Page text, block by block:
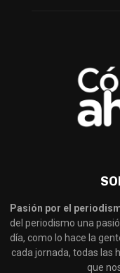
Pasión por el
del periodismo una
día, como lo hace la
cada jornada, todas las
que